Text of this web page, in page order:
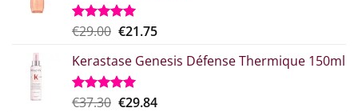
Βαθμολογήθηκε
από 5
€29.00 Original
was:
€29.00.
€21.75Η
τιμή
€21.75.
Kerastase Genesis Défense Thermique 150ml
Βαθμολογήθηκε
€37.30 Original
€29.84Η